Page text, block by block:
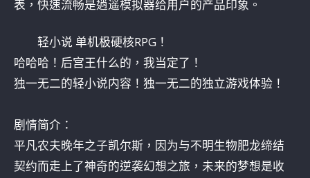
表，快速流畅是逍遥模拟器给用户的产品印象。
轻小说 单机极硬核RPG！
哈哈哈！后宫王什么的，我当定了！
独一无二的轻小说内容！独一无二的独立游戏体验！
剧情简介：
平凡农夫晚年之子凯尔斯，因为与不明生物肥龙缔结
契约而走上了神奇的逆袭幻想之旅，未来的梦想是收